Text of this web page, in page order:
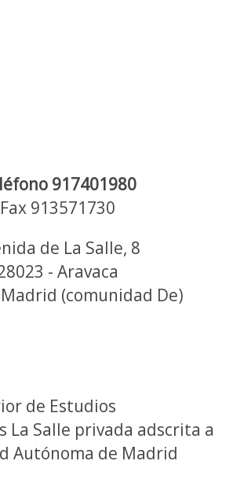
917401980
Fax 913571730
de La Salle, 8
- Aravaca
(comunidad De)
de Estudios
La Salle privada adscrita a
Autónoma de Madrid